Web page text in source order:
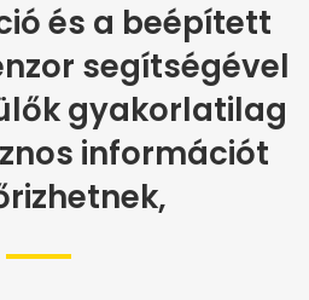
és a beépített
segítségével
gyakorlatilag
információt